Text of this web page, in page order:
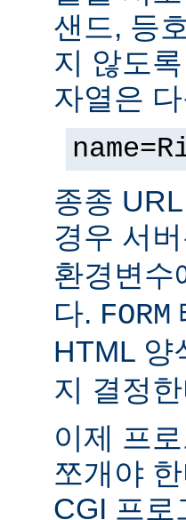
샌드, 등
지 않도
자열은
종종
경우 서
환경변
다. FORM
HTML
지 결정
이제 프
쪼개야
CGI 프로